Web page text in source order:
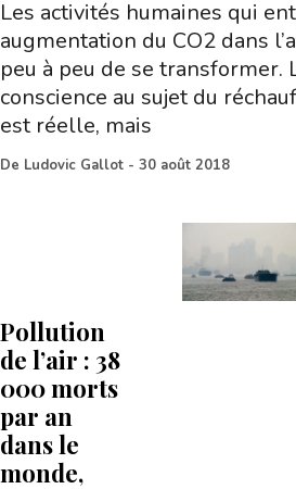
Les activités humaines qui
augmentation du CO2 dans
peu à peu de se transformer.
conscience au sujet du
est réelle, mais
De Ludovic Gallot - 30 août 2018
Pollution
de l’air : 38
000 morts
par an
dans le
monde,